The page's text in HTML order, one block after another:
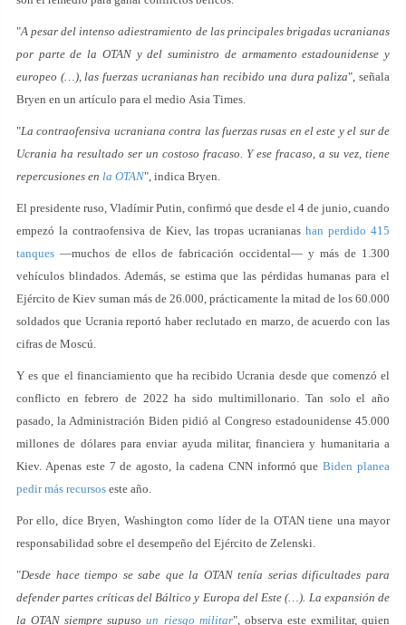
"A pesar del intenso adiestramiento de las principales brigadas ucranianas
por parte de la OTAN y del suministro de armamento estadounidense y
europeo (…), las fuerzas ucranianas han recibido una dura paliza", señala
Bryen en un artículo para el medio Asia Times.
"La contraofensiva ucraniana contra las fuerzas rusas en el este y el sur de
Ucrania ha resultado ser un costoso fracaso. Y ese fracaso, a su vez, tiene
repercusiones en la OTAN", indica Bryen.
El presidente ruso, Vladímir Putin, confirmó que desde el 4 de junio, cuando
empezó la contraofensiva de Kiev, las tropas ucranianas han perdido 415
tanques —muchos de ellos de fabricación occidental— y más de 1.300
vehículos blindados. Además, se estima que las pérdidas humanas para el
Ejército de Kiev suman más de 26.000, prácticamente la mitad de los 60.000
soldados que Ucrania reportó haber reclutado en marzo, de acuerdo con las
cifras de Moscú.
Y es que el financiamiento que ha recibido Ucrania desde que comenzó el
conflicto en febrero de 2022 ha sido multimillonario. Tan solo el año
pasado, la Administración Biden pidió al Congreso estadounidense 45.000
millones de dólares para enviar ayuda militar, financiera y humanitaria a
Kiev. Apenas este 7 de agosto, la cadena CNN informó queBiden planea
pedir más recursos este año.
Por ello, dice Bryen, Washington como líder de la OTAN tiene una mayor
responsabilidad sobre el desempeño del Ejército de Zelenski.
"Desde hace tiempo se sabe que la OTAN tenía serias dificultades para
defender partes críticas del Báltico y Europa del Este (…). La expansión de
la OTAN siempre supusoun riesgo militar", observa este exmilitar, quien